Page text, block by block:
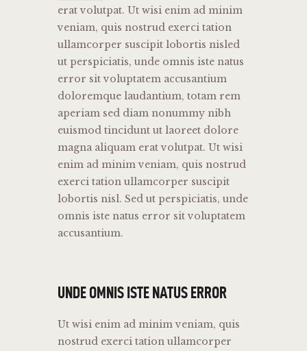
erat volutpat. Ut wisi enim ad minim
veniam, quis nostrud exerci tation
ullamcorper suscipit lobortis nisled
ut perspiciatis, unde omnis iste natus
error sit voluptatem accusantium
doloremque laudantium, totam rem
aperiam sed diam nonummy nibh
euismod tincidunt ut laoreet dolore
magna aliquam erat volutpat. Ut wisi
enim ad minim veniam, quis nostrud
exerci tation ullamcorper suscipit
lobortis nisl. Sed ut perspiciatis, unde
omnis iste natus error sit voluptatem
accusantium.
UNDE OMNIS ISTE NATUS ERROR
Ut wisi enim ad minim veniam, quis
nostrud exerci tation ullamcorper